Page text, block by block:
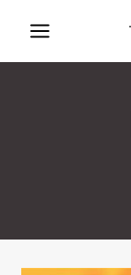
contenido